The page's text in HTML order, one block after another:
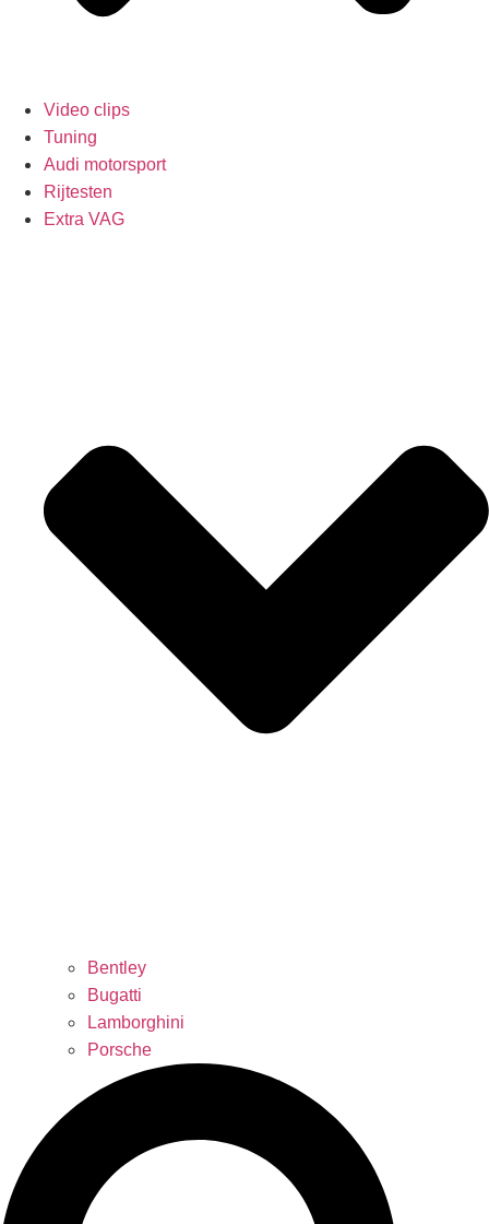
Video clips
Tuning
Audi motorsport
Rijtesten
Extra VAG
Bentley
Bugatti
Lamborghini
Porsche